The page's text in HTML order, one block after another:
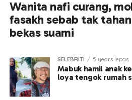
Wanita nafi curang,
fasakh sebab tak tahan
bekas suami
SELEBRITI 5 years lepas
Mabuk hamil anak
loya tengok rumah